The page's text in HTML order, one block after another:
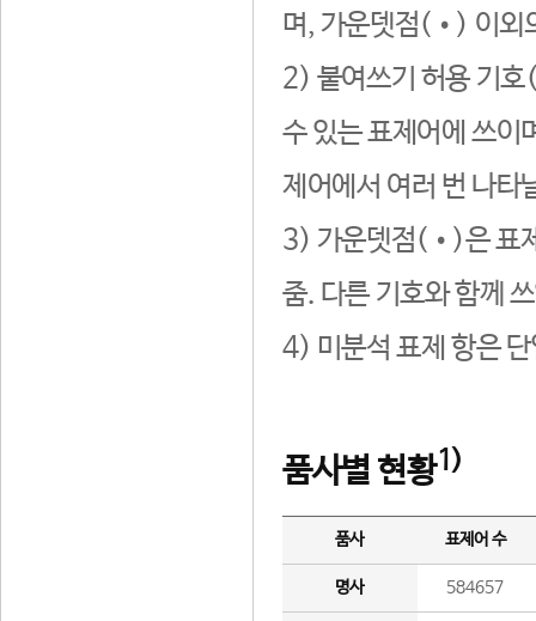
며, 가운뎃점(•) 이외
2) 붙여쓰기 허용 기호
수 있는 표제어에 쓰이
제어에서 여러 번 나타
3) 가운뎃점(•)은 표
줌. 다른 기호와 함께
4) 미분석 표제 항은
품사별 현황1)
품사 표제어 수
명사 584657